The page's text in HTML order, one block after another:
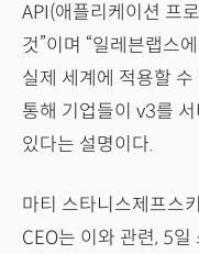
API(애플리케이션 프
것”이며 “일레븐랩스
실제 세계에 적용할
통해 기업들이 v3를
있다는 설명이다.
마티 스타니스제프스
CEO는 이와 관련, 5